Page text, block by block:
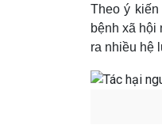
Theo ý
bệnh xã hội
ra nhiều hệ